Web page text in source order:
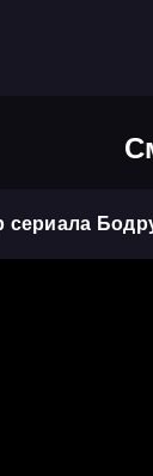
сериала